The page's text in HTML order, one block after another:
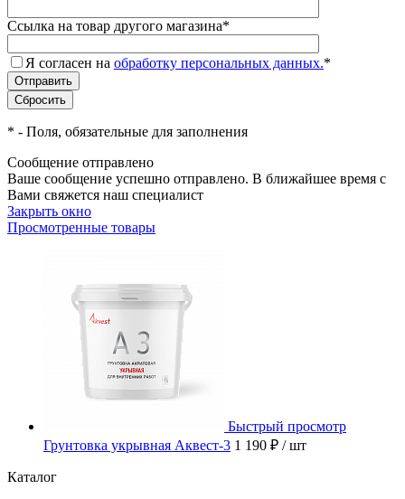
Ссылка на товар другого магазина*
Я согласен на обработку персональных данных.*
* - Поля, обязательные для заполнения
Сообщение отправлено
Ваше сообщение успешно отправлено. В ближайшее время с
Вами свяжется наш специалист
Закрыть окно
Просмотренные товары
Быстрый просмотр
Грунтовка укрывная Аквест-3 1 190 ₽ / шт
Каталог